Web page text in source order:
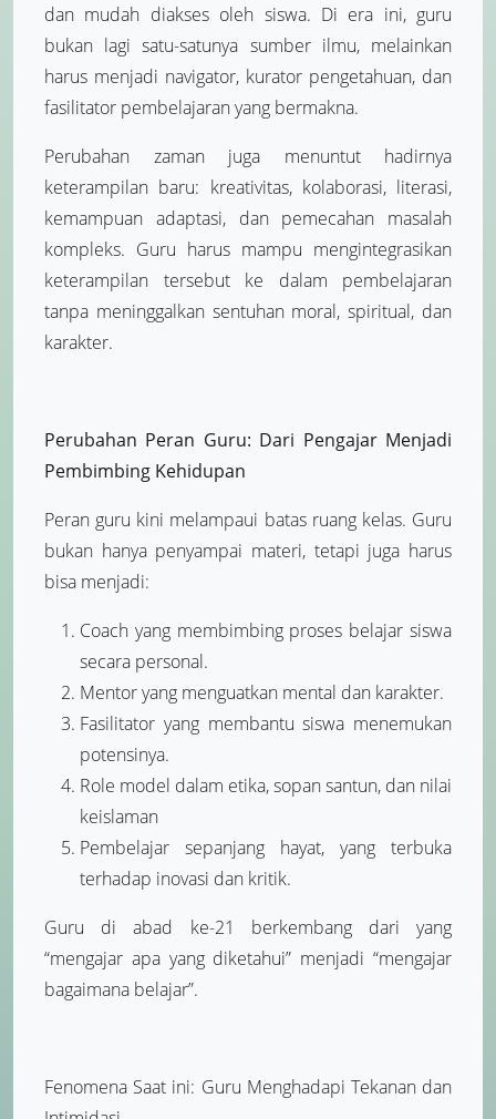
dan mudah diakses oleh siswa. Di era ini, guru
bukan lagi satu-satunya sumber ilmu, melainkan
harus menjadi navigator, kurator pengetahuan, dan
fasilitator pembelajaran yang bermakna.
Perubahan zaman juga menuntut hadirnya
keterampilan baru: kreativitas, kolaborasi, literasi,
kemampuan adaptasi, dan pemecahan masalah
kompleks. Guru harus mampu mengintegrasikan
keterampilan tersebut ke dalam pembelajaran
tanpa meninggalkan sentuhan moral, spiritual, dan
karakter.
Perubahan Peran Guru: Dari Pengajar Menjadi
Pembimbing Kehidupan
Peran guru kini melampaui batas ruang kelas. Guru
bukan hanya penyampai materi, tetapi juga harus
bisa menjadi:
Coach yang membimbing proses belajar siswa
secara personal.
Mentor yang menguatkan mental dan karakter.
Fasilitator yang membantu siswa menemukan
potensinya.
Role model dalam etika, sopan santun, dan nilai
keislaman
Pembelajar sepanjang hayat, yang terbuka
terhadap inovasi dan kritik.
Guru di abad ke-21 berkembang dari yang
“mengajar apa yang diketahui” menjadi “mengajar
bagaimana belajar”.
Fenomena Saat ini: Guru Menghadapi Tekanan dan